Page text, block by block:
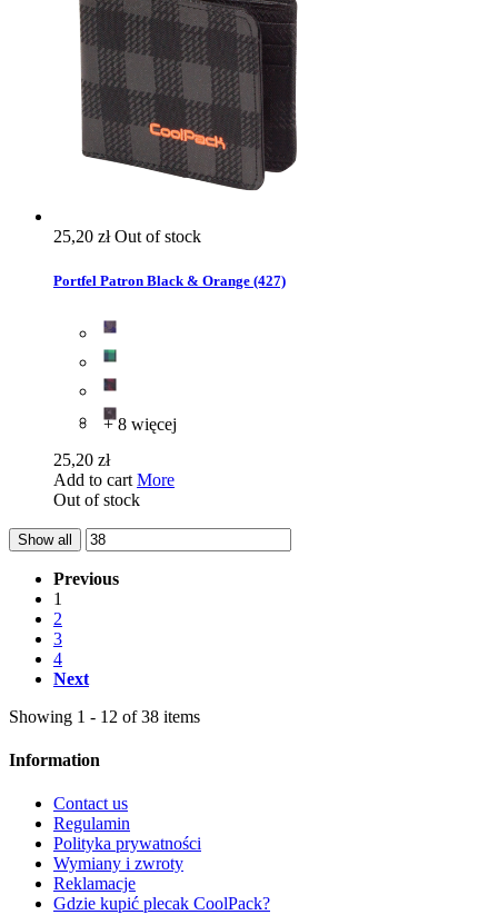
25,20 złOut of stock
Portfel Patron Black & Orange (427)
+ 8 więcej
25,20 zł
Add to cart More
Out of stock
Show all
Previous
1
2
3
4
Next
Showing 1 - 12 of 38 items
Information
Contact us
Regulamin
Polityka prywatności
Wymiany i zwroty
Reklamacje
Gdzie kupić plecak CoolPack?